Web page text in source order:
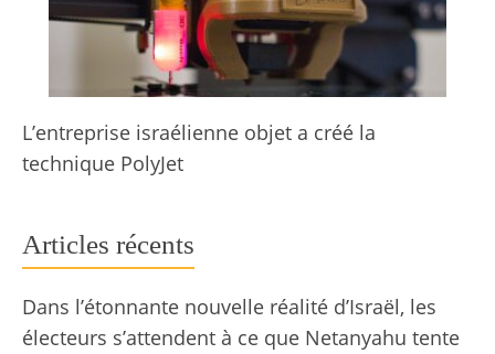
L’entreprise israélienne objet a créé la
technique PolyJet
Articles récents
Dans l’étonnante nouvelle réalité d’Israël, les
électeurs s’attendent à ce que Netanyahu tente